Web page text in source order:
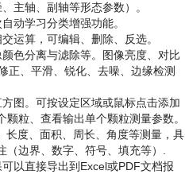
主轴、副轴等形态参数）。
动学习分类增强功能。
运算，可编辑、删除、反选。
色分离与滤除等。图像亮度、对比
正、平滑、锐化、去噪、边缘检测
图。可按设定区域或鼠标点击添加
粒、查看输出单个颗粒测量参数。
长度、面积、周长、角度等测量，具
边界、数字、符号、填充等）.
以直接导出到Excel或PDF文档报